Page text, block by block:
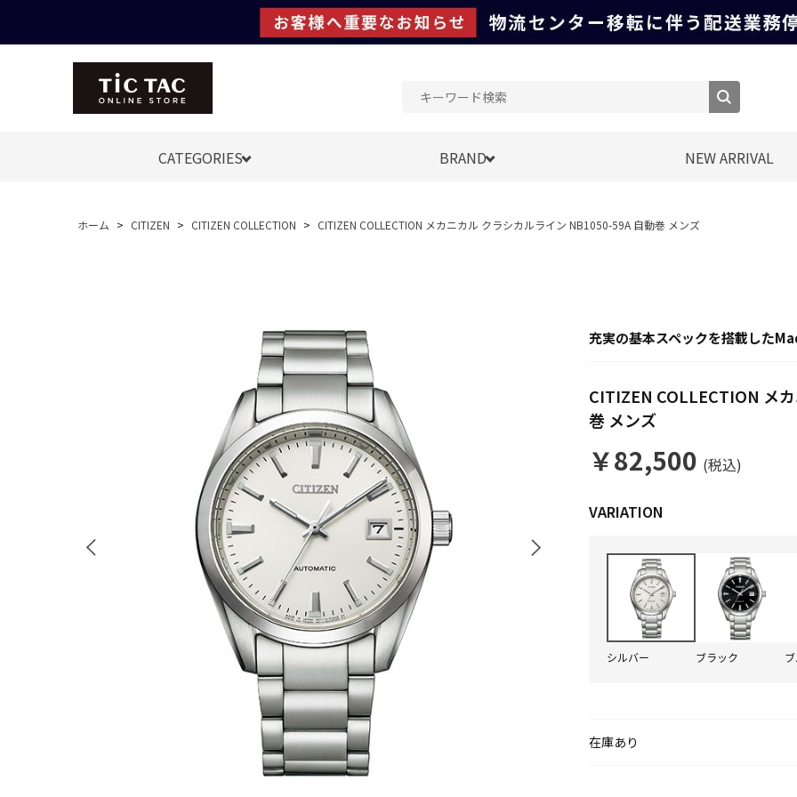
CATEGORIES BRAND NEW ARRIVAL
ホーム > CITIZEN > CITIZEN COLLECTION > CITIZEN COLLECTION メカニカル クラシカルライン NB1050-59A 自動巻 メンズ
充実の基本スペックを搭載した
CITIZEN COLLECTION メ
巻 メンズ
￥82,500 (税込)
在庫あり
シルバー ブラック